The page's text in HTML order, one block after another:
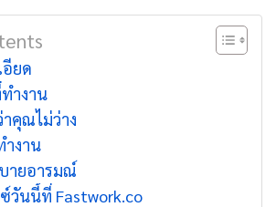
อียด
ำงาน
คุณไม่ว่าง
งาน
ายอารมณ์
วันนี้ที่ Fastwork.co